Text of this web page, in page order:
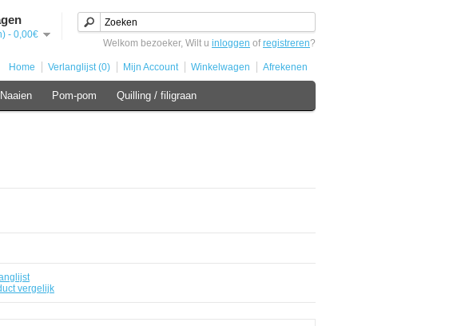
- 0,00€
Welkom bezoeker, Wilt u inloggen ofregistreren?
Home Verlanglijst (0) Mijn Account Winkelwagen Afrekenen
Naaien Pom-pom Quilling / filigraan
vergelijk